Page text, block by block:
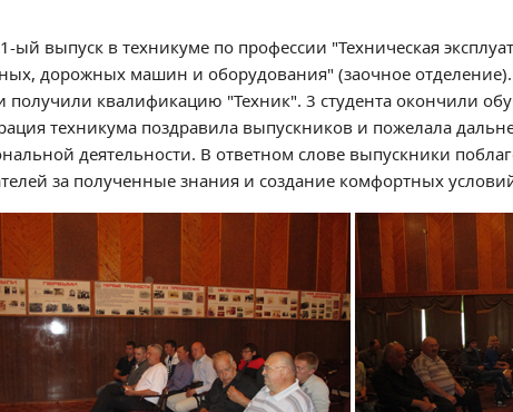
1-ый выпуск в техникуме по профессии "Техническая
дорожных машин и оборудования" (заочное
квалификацию "Техник". 3 студента окончили
техникума поздравила выпускников и пожелала
деятельности. В ответном слове выпускники
за полученные знания и создание комфортных